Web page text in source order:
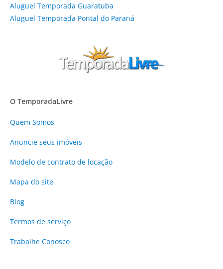
Aluguel Temporada Guaratuba
Aluguel Temporada Pontal do Paraná
O TemporadaLivre
Quem Somos
Anuncie seus imóveis
Modelo de contrato de locação
Mapa do site
Blog
Termos de serviço
Trabalhe Conosco